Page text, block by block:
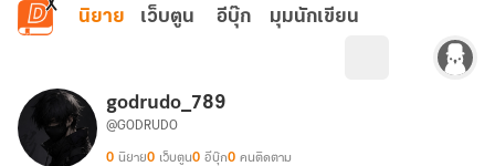
ข้ามไปยังเนื้อหาหลัก
นิยาย เว็บตูน อีบุ๊ก มุมนักเขียน
godrudo_789
@GODRUDO
0 นิยาย0 เว็บตูน0 อีบุ๊ก0 คนติดตาม